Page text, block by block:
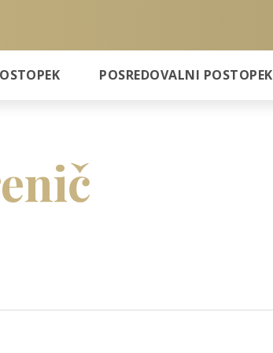
POSREDOVALNI POSTOPEK